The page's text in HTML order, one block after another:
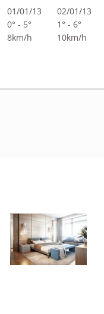
01/01/13
0° - 5°
8km/h
02/01/13
1° - 6°
10km/h